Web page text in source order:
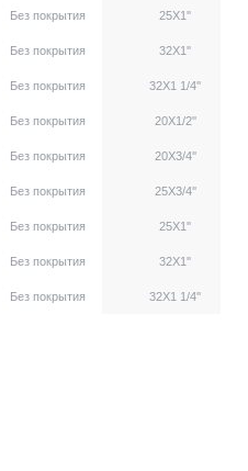
Без покрытия 25X1''
Без покрытия 32X1''
Без покрытия 32X1 1/4''
Без покрытия 20X1/2''
Без покрытия 20X3/4''
Без покрытия 25X3/4''
Без покрытия 25X1''
Без покрытия 32X1''
Без покрытия 32X1 1/4''